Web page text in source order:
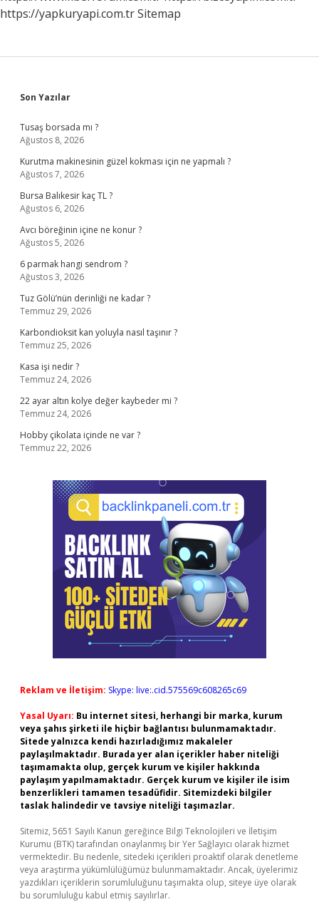
https://yapkuryapi.com.trSitemap
Sidebar
Son Yazılar
Tusaş borsada mı ?
Ağustos 8, 2026
Kurutma makinesinin güzel kokması için ne yapmalı ?
Ağustos 7, 2026
Bursa Balıkesir kaç TL ?
Ağustos 6, 2026
Avcı böreğinin içine ne konur ?
Ağustos 5, 2026
6 parmak hangi sendrom ?
Ağustos 3, 2026
Tuz Gölü’nün derinliği ne kadar ?
Temmuz 29, 2026
Karbondioksit kan yoluyla nasıl taşınır ?
Temmuz 25, 2026
Kasa işi nedir ?
Temmuz 24, 2026
22 ayar altın kolye değer kaybeder mi ?
Temmuz 24, 2026
Hobby çikolata içinde ne var ?
Temmuz 22, 2026
Reklam ve İletişim: Skype: live:.cid.575569c608265c69
Yasal Uyarı: Bu internet sitesi, herhangi bir marka, kurum
veya şahıs şirketi ile hiçbir bağlantısı bulunmamaktadır.
Sitede yalnızca kendi hazırladığımız makaleler
paylaşılmaktadır. Burada yer alan içerikler haber niteliği
taşımamakta olup, gerçek kurum ve kişiler hakkında
paylaşım yapılmamaktadır. Gerçek kurum ve kişiler ile isim
benzerlikleri tamamen tesadüfidir. Sitemizdeki bilgiler
taslak halindedir ve tavsiye niteliği taşımazlar.
Sitemiz, 5651 Sayılı Kanun gereğince Bilgi Teknolojileri ve İletişim
Kurumu (BTK) tarafından onaylanmış bir Yer Sağlayıcı olarak hizmet
vermektedir. Bu nedenle, sitedeki içerikleri proaktif olarak denetleme
veya araştırma yükümlülüğümüz bulunmamaktadır. Ancak, üyelerimiz
yazdıkları içeriklerin sorumluluğunu taşımakta olup, siteye üye olarak
bu sorumluluğu kabul etmiş sayılırlar.